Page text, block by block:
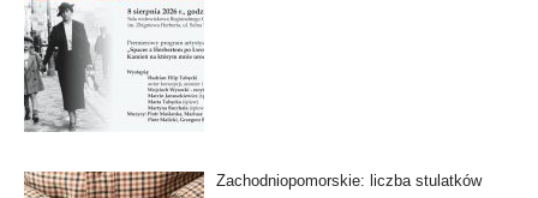
Zachodniopomorskie: liczba stulatków